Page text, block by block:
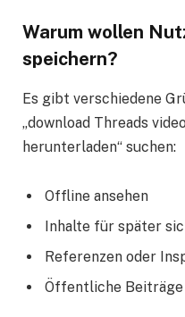
Warum wollen
speichern?
Es gibt verschiedene
„download Threads
herunterladen“ suchen:
Offline ansehen
Inhalte für später
Referenzen oder
Öffentliche